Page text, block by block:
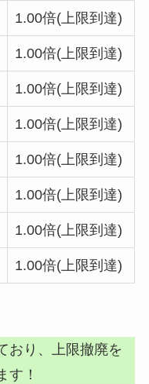
1.00倍(上限到達)
1.00倍(上限到達)
1.00倍(上限到達)
1.00倍(上限到達)
1.00倍(上限到達)
1.00倍(上限到達)
1.00倍(上限到達)
1.00倍(上限到達)
おり、上限撤廃を
す！